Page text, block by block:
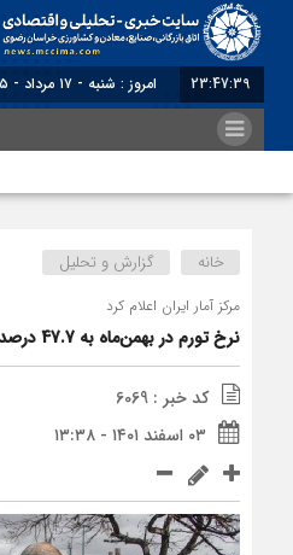
23:47:39 امروز : شنبه - ۱۷ مرداد - ۱۴۰۵
خانه گزارش و تحلیل
مرکز آمار ایران اعلام کرد
نرخ تورم در بهمن‌ماه به 47.7 درصد رسید
کد خبر : 6069
۰۳ اسفند ۱۴۰۱ - ۱۳:۳۸